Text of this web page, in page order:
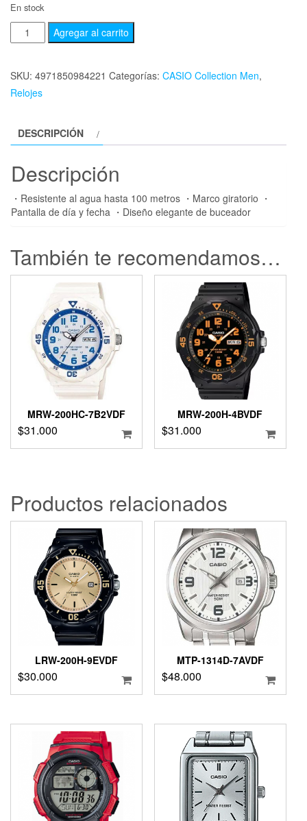
En stock
Agregar al carrito
SKU: 4971850984221 Categorías: CASIO Collection Men,
Relojes
DESCRIPCIÓN
Descripción
・Resistente al agua hasta 100 metros ・Marco giratorio ・
Pantalla de día y fecha ・Diseño elegante de buceador
También te recomendamos…
MRW-200HC-7B2VDF
$31.000
MRW-200H-4BVDF
$31.000
Productos relacionados
LRW-200H-9EVDF
$30.000
MTP-1314D-7AVDF
$48.000